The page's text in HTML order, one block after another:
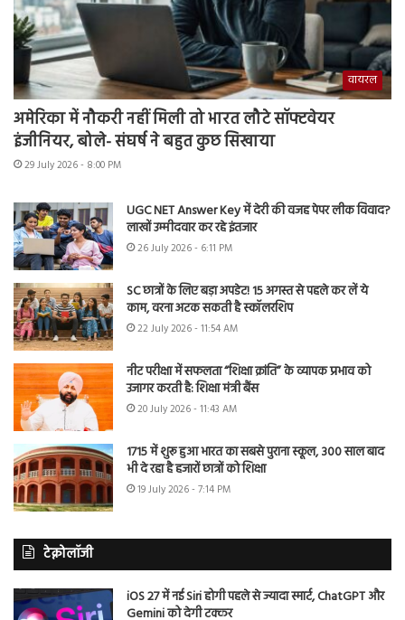
वायरल
अमेरिका में नौकरी नहीं मिली तो भारत लौटे सॉफ्टवेयर
इंजीनियर, बोले- संघर्ष ने बहुत कुछ सिखाया
29 July 2026 - 8:00 PM
UGC NET Answer Key में देरी की वजह पेपर लीक विवाद?
लाखों उम्मीदवार कर रहे इंतजार
26 July 2026 - 6:11 PM
SC छात्रों के लिए बड़ा अपडेट! 15 अगस्त से पहले कर लें ये
काम, वरना अटक सकती है स्कॉलरशिप
22 July 2026 - 11:54 AM
नीट परीक्षा में सफलता “शिक्षा क्रांति” के व्यापक प्रभाव को
उजागर करती है: शिक्षा मंत्री बैंस
20 July 2026 - 11:43 AM
1715 में शुरू हुआ भारत का सबसे पुराना स्कूल, 300 साल बाद
भी दे रहा है हजारों छात्रों को शिक्षा
19 July 2026 - 7:14 PM
टेक्नोलॉजी
iOS 27 में नई Siri होगी पहले से ज्यादा स्मार्ट, ChatGPT और
Gemini को देगी टक्कर